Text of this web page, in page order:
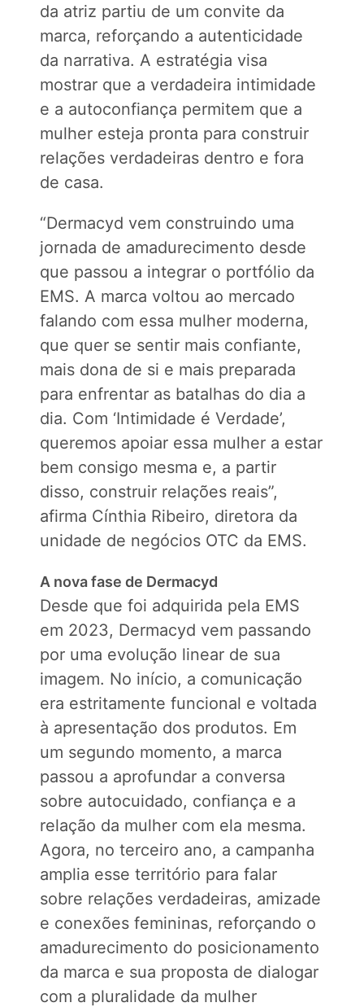
da atriz partiu de um convite da
marca, reforçando a autenticidade
da narrativa. A estratégia visa
mostrar que a verdadeira intimidade
e a autoconfiança permitem que a
mulher esteja pronta para construir
relações verdadeiras dentro e fora
de casa.
“Dermacyd vem construindo uma
jornada de amadurecimento desde
que passou a integrar o portfólio da
EMS. A marca voltou ao mercado
falando com essa mulher moderna,
que quer se sentir mais confiante,
mais dona de si e mais preparada
para enfrentar as batalhas do dia a
dia. Com ‘Intimidade é Verdade’,
queremos apoiar essa mulher a estar
bem consigo mesma e, a partir
disso, construir relações reais”,
afirma Cínthia Ribeiro, diretora da
unidade de negócios OTC da EMS.
A nova fase de Dermacyd
Desde que foi adquirida pela EMS
em 2023, Dermacyd vem passando
por uma evolução linear de sua
imagem. No início, a comunicação
era estritamente funcional e voltada
à apresentação dos produtos. Em
um segundo momento, a marca
passou a aprofundar a conversa
sobre autocuidado, confiança e a
relação da mulher com ela mesma.
Agora, no terceiro ano, a campanha
amplia esse território para falar
sobre relações verdadeiras, amizade
e conexões femininas, reforçando o
amadurecimento do posicionamento
da marca e sua proposta de dialogar
com a pluralidade da mulher